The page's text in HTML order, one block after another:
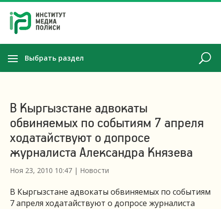
Выбрать раздел
В Кыргызстане адвокаты
обвиняемых по событиям 7 апреля
ходатайствуют о допросе
журналиста Александра Князева
Ноя 23, 2010 10:47 | Новости
В Кыргызстане адвокаты обвиняемых по событиям
7 апреля ходатайствуют о допросе журналиста